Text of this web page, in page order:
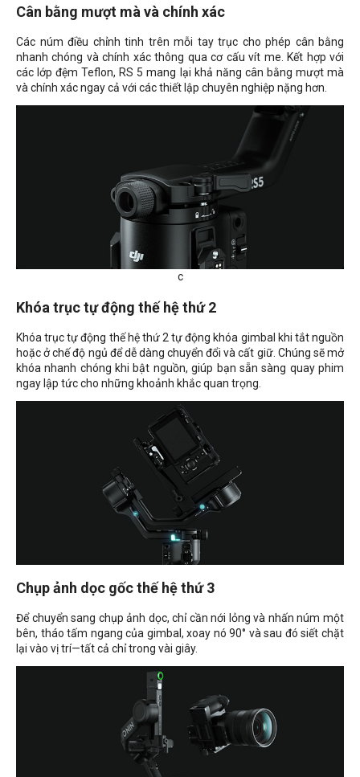
Cân bằng mượt mà và chính xác
Các núm điều chỉnh tinh trên mỗi tay trục cho phép cân bằng
nhanh chóng và chính xác thông qua cơ cấu vít me. Kết hợp với
các lớp đệm Teflon, RS 5 mang lại khả năng cân bằng mượt mà
và chính xác ngay cả với các thiết lập chuyên nghiệp nặng hơn.
c
Khóa trục tự động thế hệ thứ 2
Khóa trục tự động thế hệ thứ 2 tự động khóa gimbal khi tắt nguồn
hoặc ở chế độ ngủ để dễ dàng chuyển đổi và cất giữ. Chúng sẽ mở
khóa nhanh chóng khi bật nguồn, giúp bạn sẵn sàng quay phim
ngay lập tức cho những khoảnh khắc quan trọng.
Chụp ảnh dọc gốc thế hệ thứ 3
Để chuyển sang chụp ảnh dọc, chỉ cần nới lỏng và nhấn núm một
bên, tháo tấm ngang của gimbal, xoay nó 90° và sau đó siết chặt
lại vào vị trí—tất cả chỉ trong vài giây.